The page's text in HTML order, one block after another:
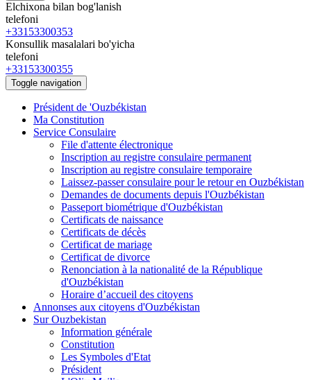
Elchixona bilan bog'lanish
telefoni
+33153300353
Konsullik masalalari bo'yicha
telefoni
+33153300355
Toggle navigation
Président de 'Ouzbékistan
Ma Constitution
Service Consulaire
File d'attente électronique
Inscription au registre consulaire permanent
Inscription au registre consulaire temporaire
Laissez-passer consulaire pour le retour en Ouzbékistan
Demandes de documents depuis l'Ouzbékistan
Passeport biométrique d'Ouzbékistan
Certificats de naissance
Certificats de décès
Certificat de mariage
Certificat de divorce
Renonciation à la nationalité de la République
d'Ouzbékistan
Horaire d’accueil des citoyens
Annonses aux citoyens d'Ouzbékistan
Sur Ouzbekistan
Information générale
Constitution
Les Symboles d'Etat
Président